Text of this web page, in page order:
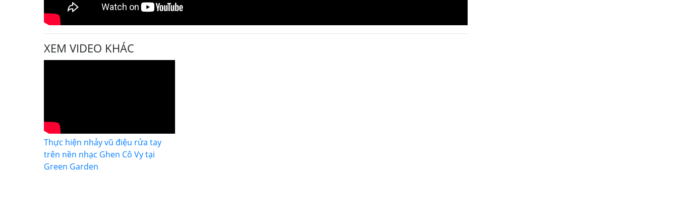
XEM VIDEO KHÁC
Thực hiện nhảy vũ điệu rửa tay
trên nền nhạc Ghen Cô Vy tại
Green Garden